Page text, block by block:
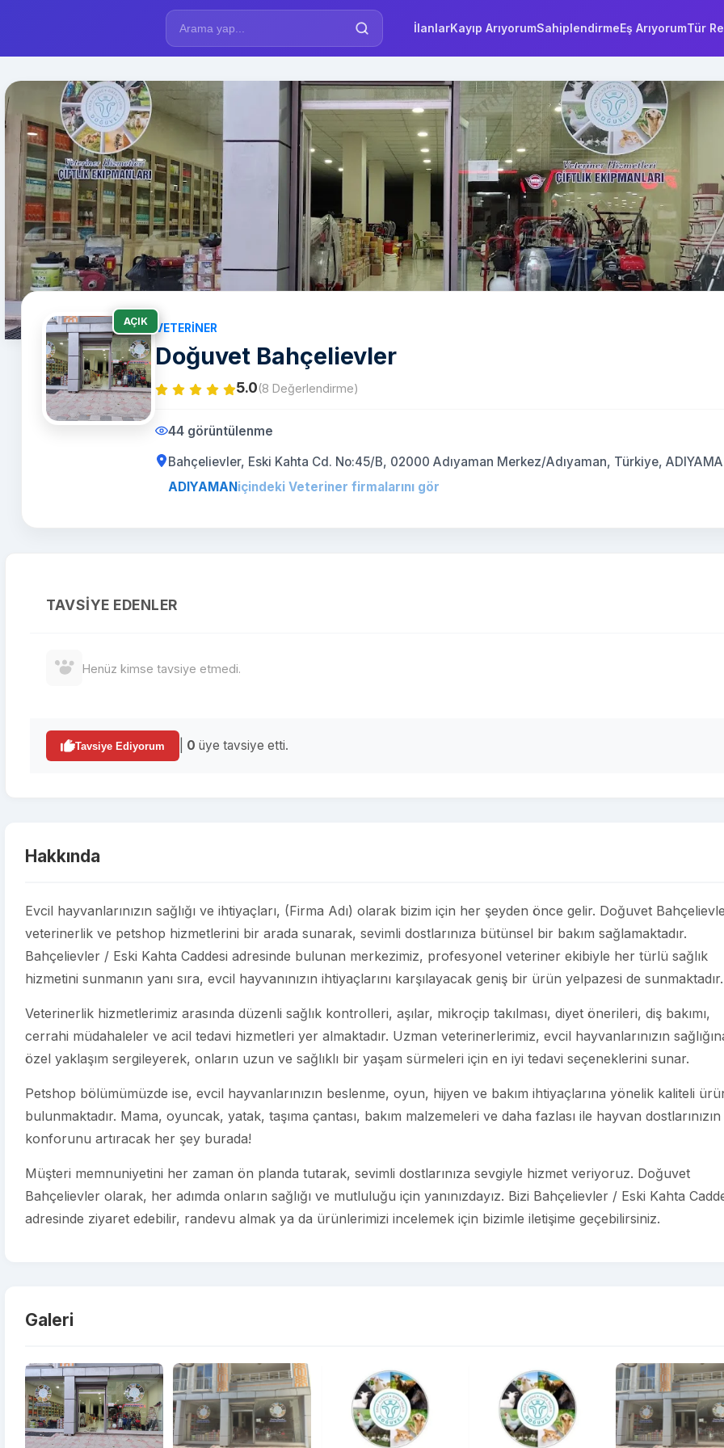
İlanlarKayıp ArıyorumSahiplendirmeEş ArıyorumTür
AÇIK
VETERINER
Doğuvet Bahçelievler
5.0(8 Değerlendirme)
44 görüntülenme
Bahçelievler, Eski Kahta Cd. No:45/B, 02000 Adıyaman Merkez/Adıyaman, Türkiye,
ADIYAMANiçindeki Veteriner firmalarını gör
TAVSIYE EDENLER
Henüz kimse tavsiye etmedi.
Tavsiye Ediyorum 0 üye tavsiye etti.
Hakkında
Evcil hayvanlarınızın sağlığı ve ihtiyaçları, (Firma Adı) olarak bizim için her şeyden önce gelir. Doğuvet
veterinerlik ve petshop hizmetlerini bir arada sunarak, sevimli dostlarınıza bütünsel bir bakım sağlamaktadır.
Bahçelievler / Eski Kahta Caddesi adresinde bulunan merkezimiz, profesyonel veteriner ekibiyle her türlü sağlık
hizmetini sunmanın yanı sıra, evcil hayvanınızın ihtiyaçlarını karşılayacak geniş bir ürün yelpazesi de sunmaktadır.
Veterinerlik hizmetlerimiz arasında düzenli sağlık kontrolleri, aşılar, mikroçip takılması, diyet önerileri, diş bakımı,
cerrahi müdahaleler ve acil tedavi hizmetleri yer almaktadır. Uzman veterinerlerimiz, evcil hayvanlarınızın
özel yaklaşım sergileyerek, onların uzun ve sağlıklı bir yaşam sürmeleri için en iyi tedavi seçeneklerini sunar.
Petshop bölümümüzde ise, evcil hayvanlarınızın beslenme, oyun, hijyen ve bakım ihtiyaçlarına yönelik kaliteli
bulunmaktadır. Mama, oyuncak, yatak, taşıma çantası, bakım malzemeleri ve daha fazlası ile hayvan dostlarınızın
konforunu artıracak her şey burada!
Müşteri memnuniyetini her zaman ön planda tutarak, sevimli dostlarınıza sevgiyle hizmet veriyoruz. Doğuvet
Bahçelievler olarak, her adımda onların sağlığı ve mutluluğu için yanınızdayız. Bizi Bahçelievler / Eski Kahta
adresinde ziyaret edebilir, randevu almak ya da ürünlerimizi incelemek için bizimle iletişime geçebilirsiniz.
Galeri